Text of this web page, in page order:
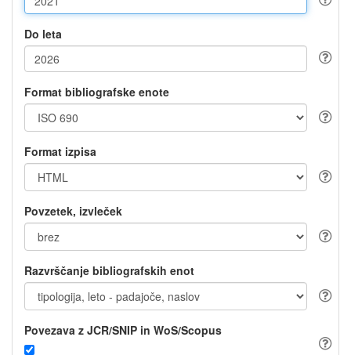
Do leta
Format bibliografske enote
Format izpisa
Povzetek, izvleček
Razvrščanje bibliografskih enot
Povezava z JCR/SNIP in WoS/Scopus